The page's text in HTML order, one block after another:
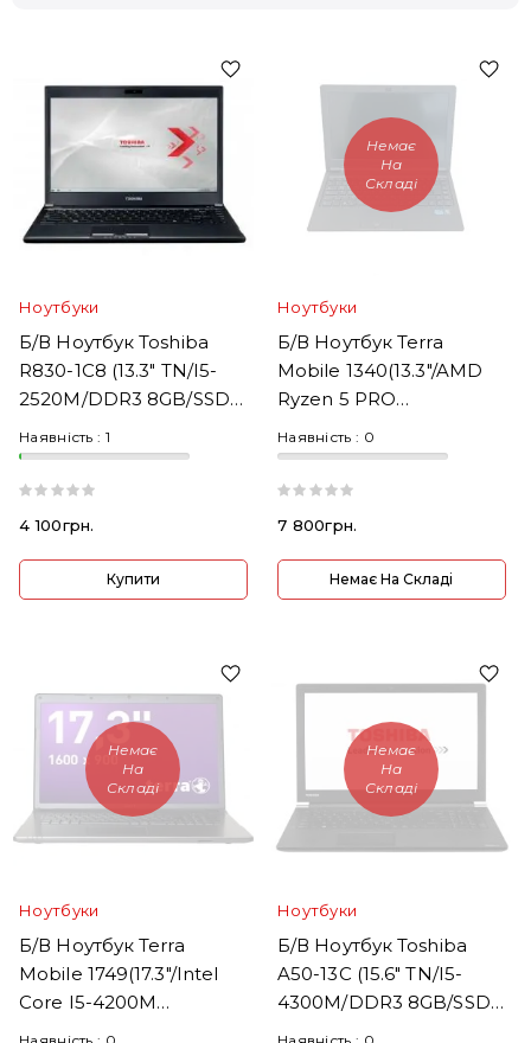
Ноутбуки
Б/В Ноутбук Toshiba
R830-1C8 (13.3" TN/i5-
2520M/DDR3 8GB/SSD
Наявність : 1
4 100грн.
Купити
Немає
На
Складі
Ноутбуки
Б/В Ноутбук Terra
Mobile 1340(13.3"/AMD
Ryzen 5 PRO
8GB/SSD240GB)
Наявність : 0
7 800грн.
Немає На Складі
Немає
На
Складі
Ноутбуки
Б/В Ноутбук Terra
Mobile 1749(17.3"/Intel
Core I5-4200M
2.5GHz/RAM
Немає
На
Складі
Ноутбуки
Б/В Ноутбук Toshiba
A50-13C (15.6" TN/i5-
4300M/DDR3 8GB/SSD
256GB)